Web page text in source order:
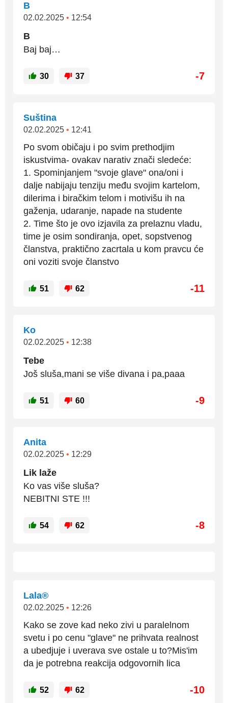
B
02.02.2025 • 12:54
B
Baj baj…
30 37 -7
Suština
02.02.2025 • 12:41
Po svom običaju i po svim prethodjim
iskustvima- ovakav narativ znači sledeće:
1. Spominjanjem "svoje glave" ona/oni i
dalje nabijaju tenziju među svojim kartelom,
dilerima i biračkim telom i motivišu ih na
gaženja, udaranje, napade na studente
2. Time što je ovo izjavila za prelaznu vladu,
time je osim sondiranja, opet, sopstvenog
članstva, praktično zacrtala u kom pravcu će
oni voziti svoje članstvo
51 62 -11
Ko
02.02.2025 • 12:38
Tebe
Još sluša,mani se više divana i pa,paaa
51 60 -9
Anita
02.02.2025 • 12:29
Lik laže
Ko vas više sluša?
NEBITNI STE !!!
54 62 -8
Lala®
02.02.2025 • 12:26
Kako se zove kad neko zivi u paralelnom
svetu i po cenu "glave" ne prihvata realnost
a ubedjuje i uverava sve ostale u to?Mis'im
da je potrebna reakcija odgovornih lica
52 62 -10